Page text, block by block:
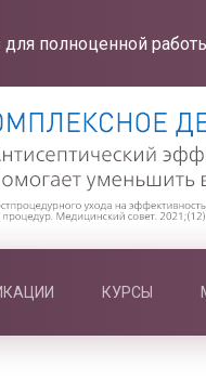
полноценной
КУРСЫ